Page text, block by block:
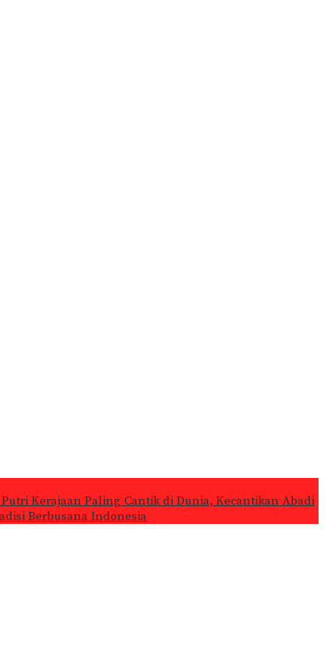
Putri Kerajaan Paling Cantik di Dunia, Kecantikan Abadi
Berbusana Indonesia